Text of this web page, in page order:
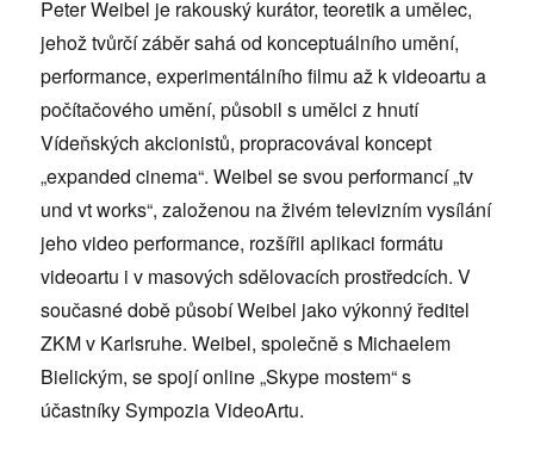
Peter Weibel je rakouský kurátor, teoretik a umělec,
jehož tvůrčí záběr sahá od konceptuálního umění,
performance, experimentálního filmu až k videoartu a
počítačového umění, působil s umělci z hnutí
Vídeňských akcionistů, propracovával koncept
„expanded cinema“. Weibel se svou performancí „tv
und vt works“, založenou na živém televizním vysílání
jeho video performance, rozšířil aplikaci formátu
videoartu i v masových sdělovacích prostředcích. V
současné době působí Weibel jako výkonný ředitel
ZKM v Karlsruhe. Weibel, společně s Michaelem
Bielickým, se spojí online „Skype mostem“ s
účastníky Sympozia VideoArtu.